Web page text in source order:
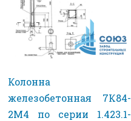
Колонна
железобетонная 7К84-
2М4 по серии 1.423.1-